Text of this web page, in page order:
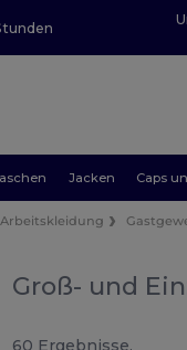
Jacken Caps
Arbeitskleidung
Groß- und
60 Ergebnisse.